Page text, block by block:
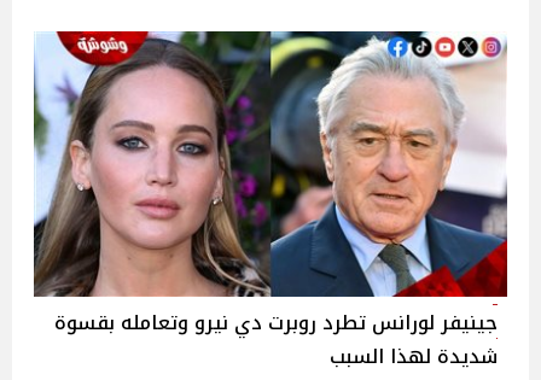
جينيفر لورانس تطرد روبرت دي نيرو وتعامله بقسوة
شديدة لهذا السبب